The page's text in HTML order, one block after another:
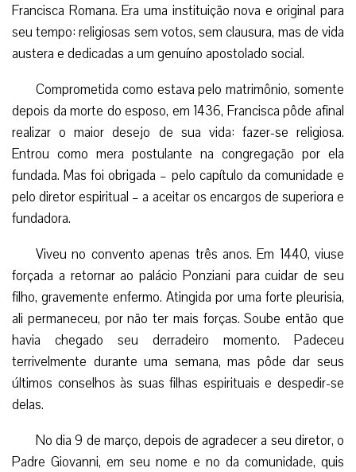
Francisca Romana. Era uma instituição nova e original para
seu tempo: religiosas sem votos, sem clausura, mas de vida
austera e dedicadas a um genuíno apostolado social.
Comprometida como estava pelo matrimônio, somente
depois da morte do esposo, em 1436, Francisca pôde afinal
realizar o maior desejo de sua vida: fazer-se religiosa.
Entrou como mera postulante na congregação por ela
fundada. Mas foi obrigada – pelo capítulo da comunidade e
pelo diretor espiritual – a aceitar os encargos de superiora e
fundadora.
Viveu no convento apenas três anos. Em 1440, viuse
forçada a retornar ao palácio Ponziani para cuidar de seu
filho, gravemente enfermo. Atingida por uma forte pleurisia,
ali permaneceu, por não ter mais forças. Soube então que
havia chegado seu derradeiro momento. Padeceu
terrivelmente durante uma semana, mas pôde dar seus
últimos conselhos às suas filhas espirituais e despedir-se
delas.
No dia 9 de março, depois de agradecer a seu diretor, o
Padre Giovanni, em seu nome e no da comunidade, quis